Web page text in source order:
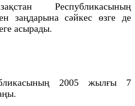
Республикасының
заңдарына сәйкес өзге де
асырады.
2005 жылғы 7